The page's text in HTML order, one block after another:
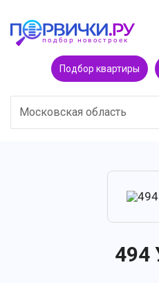
Подбор квартиры
Московская область
494